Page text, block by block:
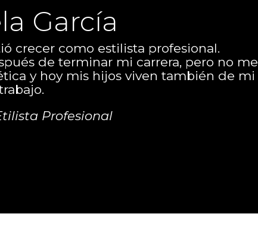
García
crecer como estilista profesional.
de terminar mi carrera, pero no me
y hoy mis hijos viven también de mi
Profesional